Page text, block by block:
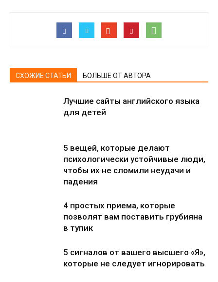
СХОЖИЕ СТАТЬИ БОЛЬШЕ ОТ АВТОРА
Лучшие сайты английского языка
для детей
5 вещей, которые делают
психологически устойчивые люди,
чтобы их не сломили неудачи и
падения
4 простых приема, которые
позволят вам поставить грубияна
в тупик
5 сигналов от вашего высшего «Я»,
которые не следует игнорировать